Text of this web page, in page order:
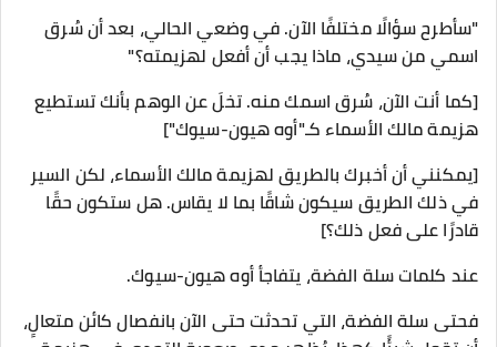
"سأطرح سؤالًا مختلفًا الآن. في وضعي الحالي، بعد أن سُرق
اسمي من سيدي، ماذا يجب أن أفعل لهزيمته؟"
[كما أنت الآن، سُرق اسمك منه. تخلَ عن الوهم بأنك تستطيع
هزيمة مالك الأسماء كـ"أوه هيون-سيوك"]
[يمكنني أن أخبرك بالطريق لهزيمة مالك الأسماء، لكن السير
في ذلك الطريق سيكون شاقًا بما لا يقاس. هل ستكون حقًا
قادرًا على فعل ذلك؟]
عند كلمات سلة الفضة، يتفاجأ أوه هيون-سيوك.
فحتى سلة الفضة، التي تحدثت حتى الآن بانفصال كائن متعالٍ،